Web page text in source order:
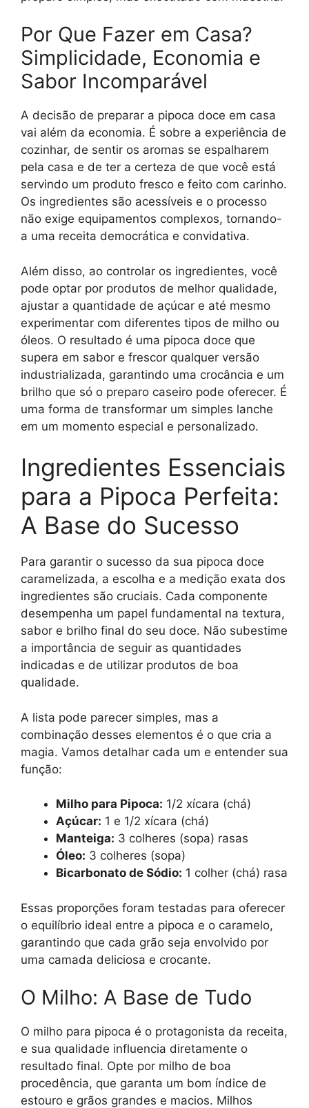
Por Que Fazer em Casa?
Simplicidade, Economia e
Sabor Incomparável
A decisão de preparar a pipoca doce em casa
vai além da economia. É sobre a experiência de
cozinhar, de sentir os aromas se espalharem
pela casa e de ter a certeza de que você está
servindo um produto fresco e feito com carinho.
Os ingredientes são acessíveis e o processo
não exige equipamentos complexos, tornando-
a uma receita democrática e convidativa.
Além disso, ao controlar os ingredientes, você
pode optar por produtos de melhor qualidade,
ajustar a quantidade de açúcar e até mesmo
experimentar com diferentes tipos de milho ou
óleos. O resultado é uma pipoca doce que
supera em sabor e frescor qualquer versão
industrializada, garantindo uma crocância e um
brilho que só o preparo caseiro pode oferecer. É
uma forma de transformar um simples lanche
em um momento especial e personalizado.
Ingredientes Essenciais
para a Pipoca Perfeita:
A Base do Sucesso
Para garantir o sucesso da sua pipoca doce
caramelizada, a escolha e a medição exata dos
ingredientes são cruciais. Cada componente
desempenha um papel fundamental na textura,
sabor e brilho final do seu doce. Não subestime
a importância de seguir as quantidades
indicadas e de utilizar produtos de boa
qualidade.
A lista pode parecer simples, mas a
combinação desses elementos é o que cria a
magia. Vamos detalhar cada um e entender sua
função:
Milho para Pipoca: 1/2 xícara (chá)
Açúcar: 1 e 1/2 xícara (chá)
Manteiga: 3 colheres (sopa) rasas
Óleo: 3 colheres (sopa)
Bicarbonato de Sódio: 1 colher (chá) rasa
Essas proporções foram testadas para oferecer
o equilíbrio ideal entre a pipoca e o caramelo,
garantindo que cada grão seja envolvido por
uma camada deliciosa e crocante.
O Milho: A Base de Tudo
O milho para pipoca é o protagonista da receita,
e sua qualidade influencia diretamente o
resultado final. Opte por milho de boa
procedência, que garanta um bom índice de
estouro e grãos grandes e macios. Milhos